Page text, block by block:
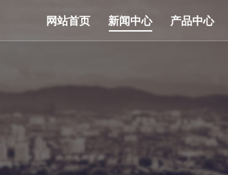
网站首页 新闻中心 产品中心